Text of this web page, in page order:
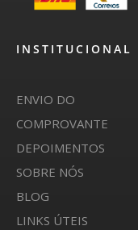
INSTITUCIONAL
ENVIO DO
COMPROVANTE
DEPOIMENTOS
SOBRE NÓS
BLOG
LINKS ÚTEIS